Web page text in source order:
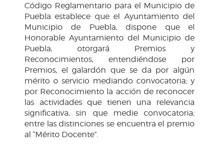
Código Reglamentario para el Municipio de
Puebla establece que el Ayuntamiento del
Municipio de Puebla, dispone que el
Honorable Ayuntamiento del Municipio de
Puebla, otorgará Premios y
Reconocimientos, entendiéndose por
Premios, el galardón que se da por algún
mérito o servicio mediando convocatoria; y
por Reconocimiento la acción de reconocer
las actividades que tienen una relevancia
significativa, sin que medie convocatoria;
entre las distinciones se encuentra el premio
al “Mérito Docente”.